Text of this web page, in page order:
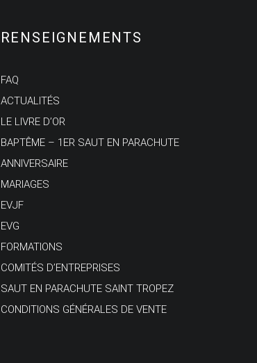
RENSEIGNEMENTS
FAQ
ACTUALITÉS
LE LIVRE D’OR
BAPTÊME – 1ER SAUT EN PARACHUTE
ANNIVERSAIRE
MARIAGES
EVJF
EVG
FORMATIONS
COMITÉS D’ENTREPRISES
SAUT EN PARACHUTE SAINT TROPEZ
CONDITIONS GÉNÉRALES DE VENTE